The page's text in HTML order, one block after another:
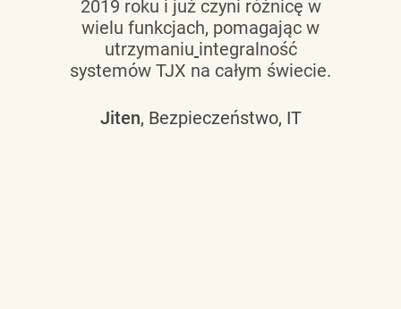
2019 roku i już czyni różnicę w
wielu funkcjach, pomagając w
utrzymaniu integralność
systemów TJX na całym świecie.
Jiten, Bezpieczeństwo, IT